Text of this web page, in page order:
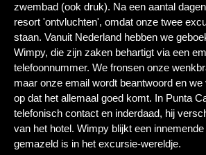
zwembad (ook druk). Na een aantal
resort 'ontvluchten', omdat onze twee
staan. Vanuit Nederland hebben we
Wimpy, die zijn zaken behartigt via een
telefoonnummer. We fronsen onze
maar onze email wordt beantwoord en
op dat het allemaal goed komt. In Punta
telefonisch contact en inderdaad, hij
van het hotel. Wimpy blijkt een
gemazeld is in het excursie-wereldje.